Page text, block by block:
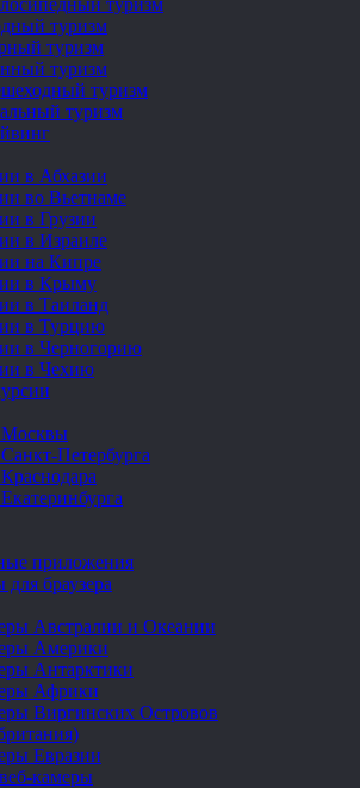
туризм
туризм
туризм
туризм
туризм
туризм
в Абхазии
во Вьетнаме
в Грузии
в Израиле
на Кипре
в Крыму
в Таиланд
в Турцию
в Черногорию
в Чехию
Москвы
Петербурга
приложения
браузера
Австралии и Океании
Америки
Антарктики
Африки
Виргинских Островов
Евразии
камеры